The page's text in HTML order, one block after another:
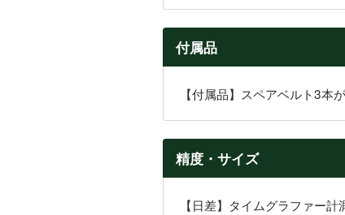
付属品
【付属品】スペアベルト3本
精度・サイズ
【日差】タイムグラファー